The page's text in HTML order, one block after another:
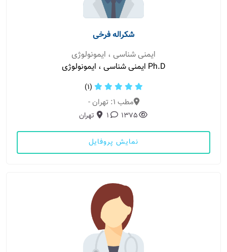
شکراله فرخی
ایمنی شناسی ، ایمونولوژی
Ph.D ایمنی شناسی ، ایمونولوژی
(1)
مطب 1: تهران -
1375
1 تهران
نمایش پروفایل